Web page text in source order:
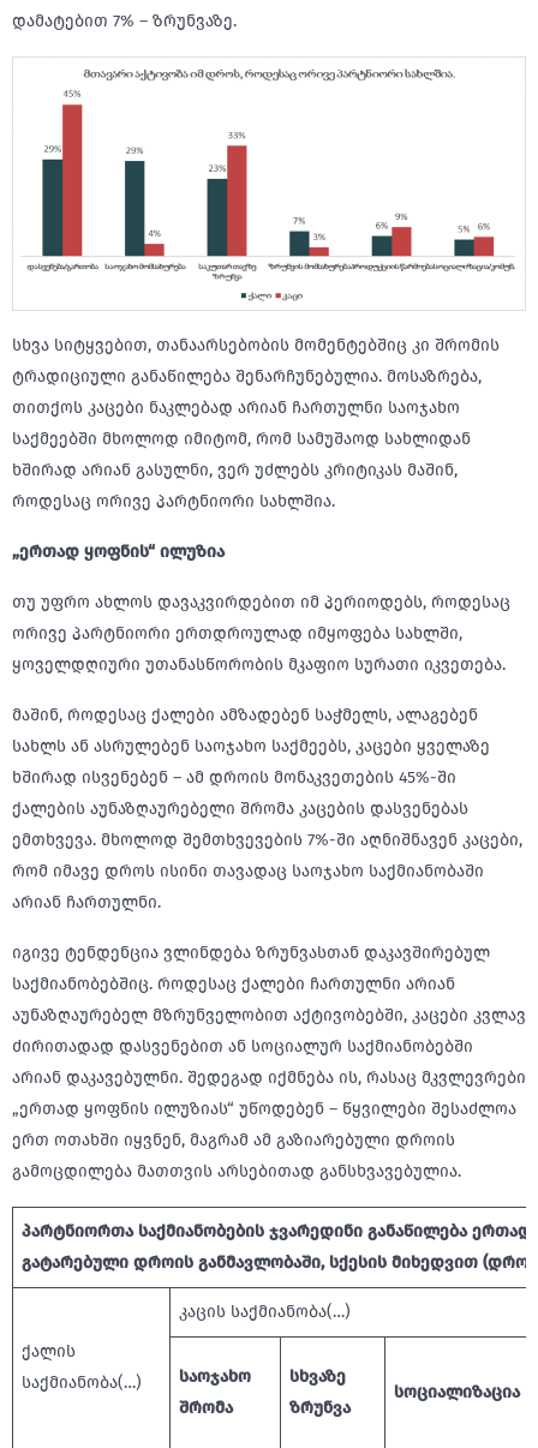
დამატებით 7% – ზრუნვაზე.
სხვა სიტყვებით, თანაარსებობის მომენტებშიც კი შრომის
ტრადიციული განაწილება შენარჩუნებულია. მოსაზრება,
თითქოს კაცები ნაკლებად არიან ჩართულნი საოჯახო
საქმეებში მხოლოდ იმიტომ, რომ სამუშაოდ სახლიდან
ხშირად არიან გასულნი, ვერ უძლებს კრიტიკას მაშინ,
როდესაც ორივე პარტნიორი სახლშია.
„ერთად ყოფნის“ ილუზია
თუ უფრო ახლოს დავაკვირდებით იმ პერიოდებს, როდესაც
ორივე პარტნიორი ერთდროულად იმყოფება სახლში,
ყოველდღიური უთანასწორობის მკაფიო სურათი იკვეთება.
მაშინ, როდესაც ქალები ამზადებენ საჭმელს, ალაგებენ
სახლს ან ასრულებენ საოჯახო საქმეებს, კაცები ყველაზე
ხშირად ისვენებენ – ამ დროის მონაკვეთების 45%-ში
ქალების აუნაზღაურებელი შრომა კაცების დასვენებას
ემთხვევა. მხოლოდ შემთხვევების 7%-ში აღნიშნავენ კაცები,
რომ იმავე დროს ისინი თავადაც საოჯახო საქმიანობაში
არიან ჩართულნი.
იგივე ტენდენცია ვლინდება ზრუნვასთან დაკავშირებულ
საქმიანობებშიც. როდესაც ქალები ჩართულნი არიან
აუნაზღაურებელ მზრუნველობით აქტივობებში, კაცები კვლავ
ძირითადად დასვენებით ან სოციალურ საქმიანობებში
არიან დაკავებულნი. შედეგად იქმნება ის, რასაც მკვლევრები
„ერთად ყოფნის ილუზიას“ უწოდებენ – წყვილები შესაძლოა
ერთ ოთახში იყვნენ, მაგრამ ამ გაზიარებული დროის
გამოცდილება მათთვის არსებითად განსხვავებულია.
პარტნიორთა საქმიანობების ჯვარედინი განაწილებაერთად
გატარებული დროის განმავლობაში, სქესის მიხედვით (
ქალის
საქმიანობა(…)
კაცის საქმიანობა(…)
საოჯახო
შრომა
სხვაზე
ზრუნვა
სოციალიზაცია